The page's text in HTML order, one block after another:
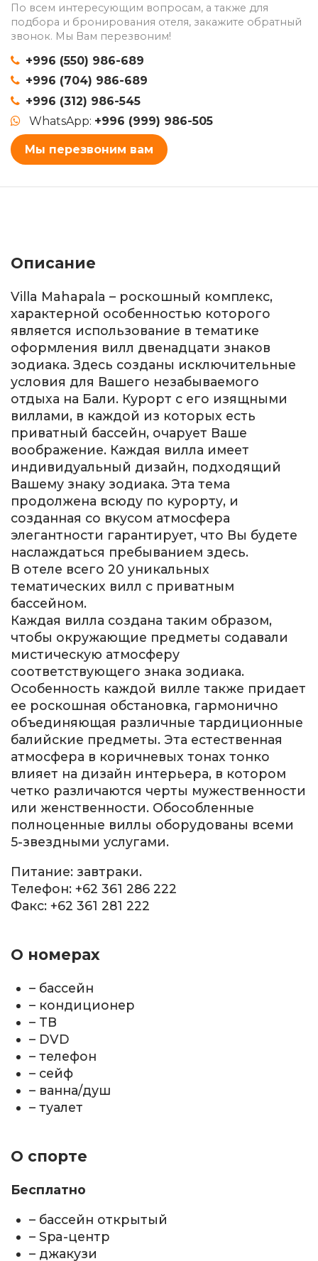
По всем интересующим вопросам, а также для
подбора и бронирования отеля, закажите обратный
звонок. Мы Вам перезвоним!
+996 (550) 986-689
+996 (704) 986-689
+996 (312) 986-545
WhatsApp: +996 (999) 986-505
Мы перезвоним вам
Описание
Villa Mahapala – роскошный комплекс,
характерной особенностью которого
является использование в тематике
оформления вилл двенадцати знаков
зодиака. Здесь созданы исключительные
условия для Вашего незабываемого
отдыха на Бали. Курорт с его изящными
виллами, в каждой из которых есть
приватный бассейн, очарует Ваше
воображение. Каждая вилла имеет
индивидуальный дизайн, подходящий
Вашему знаку зодиака. Эта тема
продолжена всюду по курорту, и
созданная со вкусом атмосфера
элегантности гарантирует, что Вы будете
наслаждаться пребыванием здесь.
В отеле всего 20 уникальных
тематических вилл с приватным
бассейном.
Каждая вилла создана таким образом,
чтобы окружающие предметы содавали
мистическую атмосферу
соответствующего знака зодиака.
Особенность каждой вилле также придает
ее роскошная обстановка, гармонично
объединяющая различные тардиционные
балийские предметы. Эта естественная
атмосфера в коричневых тонах тонко
влияет на дизайн интерьера, в котором
четко различаются черты мужественности
или женственности. Обособленные
полноценные виллы оборудованы всеми
5-звездными услугами.
Питание: завтраки.
Телефон: +62 361 286 222
Факс: +62 361 281 222
О номерах
– бассейн
– кондиционер
– ТВ
– DVD
– телефон
– сейф
– ванна/душ
– туалет
О спорте
Бесплатно
– бассейн открытый
– Spa-центр
– джакузи